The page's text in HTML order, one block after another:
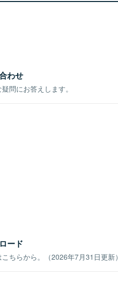
わせ
問にお答えします。
ード
ちらから。（2026年7月31日更新）